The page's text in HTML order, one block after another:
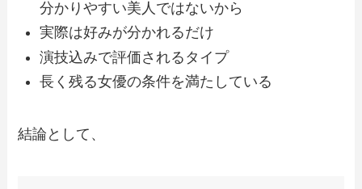
分かりやすい美人ではないから
実際は好みが分かれるだけ
演技込みで評価されるタイプ
長く残る女優の条件を満たしている
結論として、